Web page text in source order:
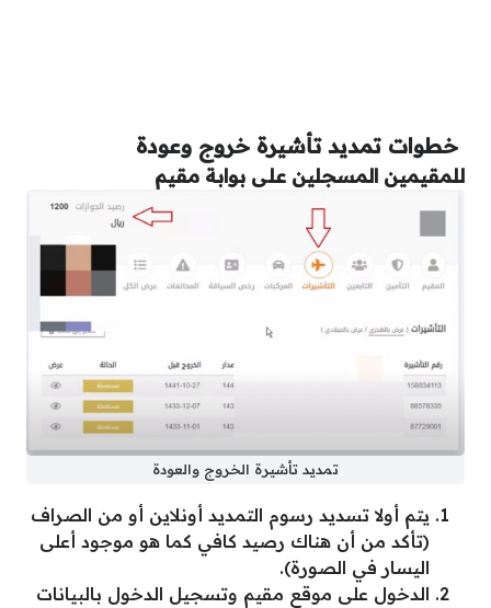
خطوات تمديد تأشيرة خروج وعودة
للمقيمين المسجلين على بوابة مقيم
تمديد تأشيرة الخروج والعودة
يتم أولا تسديد رسوم التمديد أونلاين أو من الصراف
(تأكد من أن هناك رصيد كافي كما هو موجود أعلى
اليسار في الصورة).
الدخول على موقع مقيم وتسجيل الدخول بالبيانات